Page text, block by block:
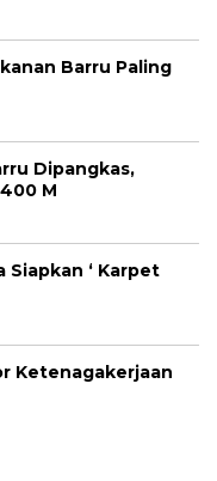
Barru Paling
Dipangkas,
M
‘ Karpet
Ketenagakerjaan